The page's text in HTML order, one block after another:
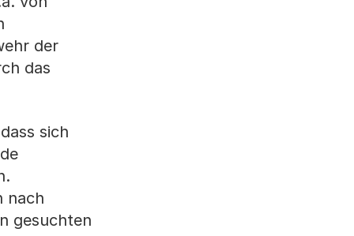
der
das
sich
nach
gesuchten